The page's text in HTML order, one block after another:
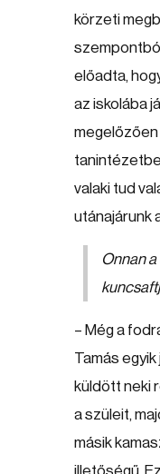
körzeti
előadta,
az iskolába
megelőzően
valaki tud
utánajárunk
Onnan
– Még a
Tamás
küldött neki
a szüleit,
másik
illetőségű.